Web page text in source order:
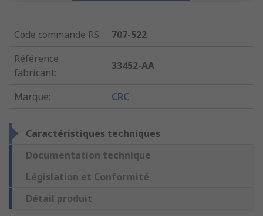
Code commande RS:
707-522
Référence
fabricant:
33452-AA
Marque: CRC
Caractéristiques techniques
Documentation technique
Législation et Conformité
Détail produit